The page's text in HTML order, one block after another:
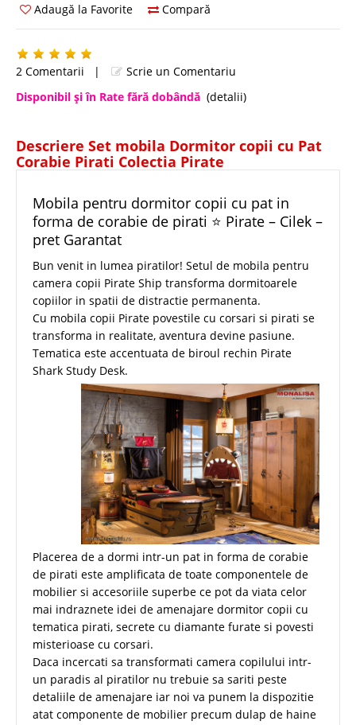
Adaugă la Favorite Compară
2 Comentarii |
Scrie un Comentariu
Disponibil şi în Rate fără dobândă (detalii)
Descriere Set mobila Dormitor copii cu Pat
Corabie Pirati Colectia Pirate
Mobila pentru dormitor copii cu pat in
forma de corabie de pirati ⭐ Pirate – Cilek –
pret Garantat
Bun venit in lumea piratilor! Setul de mobila pentru
camera copii Pirate Ship transforma dormitoarele
copiilor in spatii de distractie permanenta.
Cu mobila copii Pirate povestile cu corsari si pirati se
transforma in realitate, aventura devine pasiune.
Tematica este accentuata de biroul rechin Pirate
Shark Study Desk.
Placerea de a dormi intr-un pat in forma de corabie
de pirati este amplificata de toate componentele de
mobilier si accesoriile superbe ce pot da viata celor
mai indraznete idei de amenajare dormitor copii cu
tematica pirati, secrete cu diamante furate si povesti
misterioase cu corsari.
Daca incercati sa transformati camera copilului intr-
un paradis al piratilor nu trebuie sa sariti peste
detaliile de amenajare iar noi va punem la dispozitie
atat componente de mobilier precum dulap de haine